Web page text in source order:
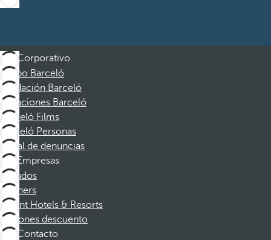
Corporativo
Grupo Barceló
Fundación Barceló
Vacaciones Barceló
Barceló Films
Barceló Personas
Canal de denuncias
Empresas
Afiliados
Partners
Dorint Hotels & Resorts
Cupones descuento
Contacto